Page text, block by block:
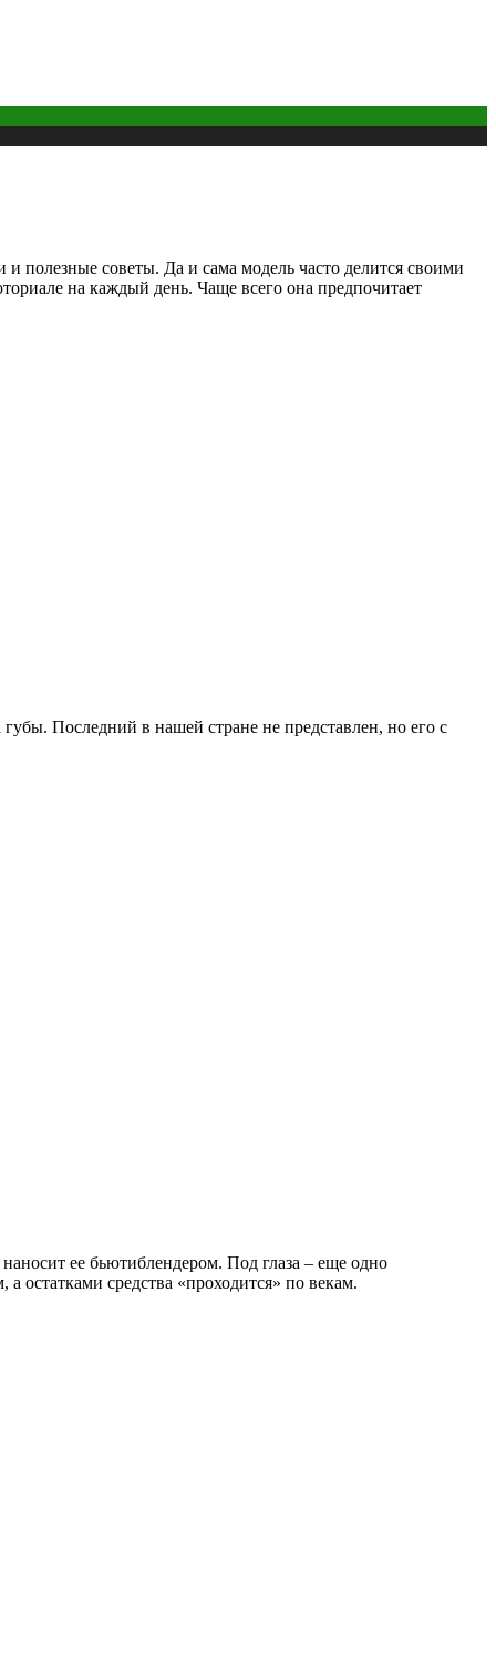
полезные советы. Да и сама модель часто делится своими
на каждый день. Чаще всего она предпочитает
Последний в нашей стране не представлен, но его с
ее бьютиблендером. Под глаза – еще одно
остатками средства «проходится» по векам.